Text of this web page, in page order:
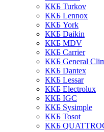
ККБ Turkov
ККБ Lennox
ККБ York
ККБ Daikin
ККБ MDV
ККБ Carrier
ККБ General
ККБ Dantex
ККБ Lessar
ККБ Electrolux
ККБ IGC
ККБ Sysimple
ККБ Tosot
ККБ